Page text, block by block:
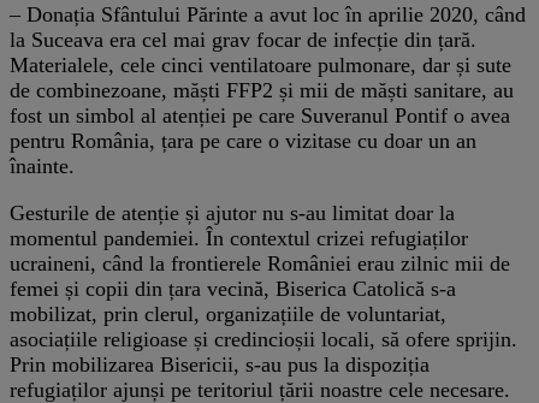
– Donația Sfântului Părinte a avut loc în aprilie 2020, când
la Suceava era cel mai grav focar de infecție din țară.
Materialele, cele cinci ventilatoare pulmonare, dar și sute
de combinezoane, măști FFP2 și mii de măști sanitare, au
fost un simbol al atenției pe care Suveranul Pontif o avea
pentru România, țara pe care o vizitase cu doar un an
înainte.
Gesturile de atenție și ajutor nu s-au limitat doar la
momentul pandemiei. În contextul crizei refugiaților
ucraineni, când la frontierele României erau zilnic mii de
femei și copii din țara vecină, Biserica Catolică s-a
mobilizat, prin clerul, organizațiile de voluntariat,
asociațiile religioase și credincioșii locali, să ofere sprijin.
Prin mobilizarea Bisericii, s-au pus la dispoziția
refugiaților ajunși pe teritoriul țării noastre cele necesare.